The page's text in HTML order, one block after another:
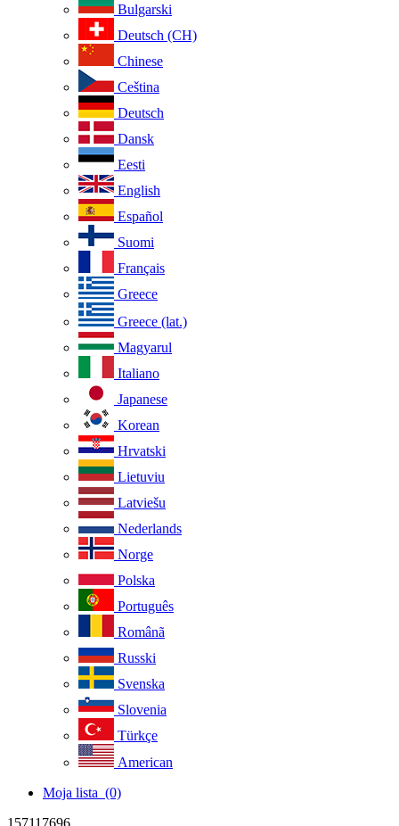
Bulgarski
Deutsch (CH)
Chinese
Ceština
Deutsch
Dansk
Eesti
English
Español
Suomi
Français
Greece
Greece (lat.)
Magyarul
Italiano
Japanese
Korean
Hrvatski
Lietuviu
Latviešu
Nederlands
Norge
Polska
Português
Românã
Russki
Svenska
Slovenia
Türkçe
American
Moja lista (0)
157117696